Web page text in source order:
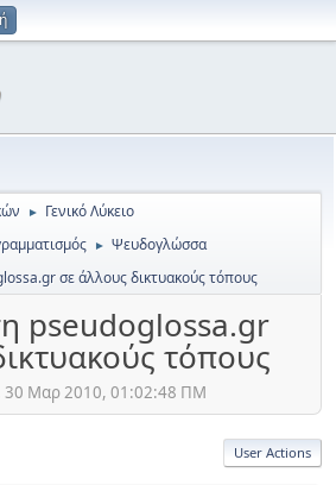
► Γενικό Λύκειο
► Ψευδογλώσσα
σε άλλους δικτυακούς τόπους
pseudoglossa.gr
τόπους
30 Μαρ 2010, 01:02:48 ΠΜ
User Actions